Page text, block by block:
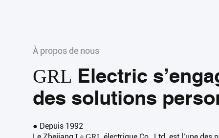
À propos de nous
GRL Electric
des solutions
● Depuis 1992